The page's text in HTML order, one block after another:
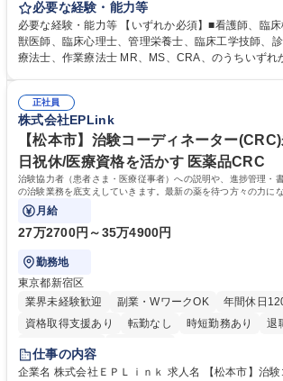
（患者さま・医療従事者）への説明や、進捗管理・書
内での治験業務を底支えしていただきます。 【詳細】・治験に参加する患
者(被験者)さんへの試験内容の補助説明 ・被験者の
験者との面談、服薬状況の確認 ・診療、検査への同
イベートと仕事の両立もしやすい環境。育休からの
児補助支援金等もあります。 募集職種 【沖縄】治験コーディネーター(C
RC)医療従事者が活躍！/未経験歓迎/福利厚生◎
必要な経験・能力等
必要な経験・能力等 【いずれか必須】■看護師、臨床
獣医師、臨床心理士、管理栄養士、臨床工学技師、
療法士、作業療法士 MR、MS、CRA、のうちいずれ
ートと仕事の両立もしやすい環境。（育休からの復帰
【活かせる経験】医療従事者として培った院内スタッ
ニケーション能力、カルテを読む力、治験で行う検
補足説明ができる点などを活かして、更なるスキルア
学歴・資格 学歴：大学院 大学 高専 短大 専修学校 語
薬剤師 臨床検査技師
正社員
株式会社EPLink
【松本市】治験コーディネーター
日祝休/医療資格を活かす 医薬品CRC
治験協力者（患者さま・医療従事者）への説明や、進捗管理・
の治験業務を底支えしていきます。最新の薬を待つ方々の力に
が身につく社会貢献度の高い仕事です。
月給
27万2700円～35万4900円
勤務地
東京都新宿区
業界未経験歓迎
副業・WワークOK
年間休日
資格取得支援あり
転勤なし 時短勤務あり 退
完全週休2日制
仕事の内容
企業名 株式会社ＥＰＬｉｎｋ 求人名 【松本市】治験コーディネーター(C